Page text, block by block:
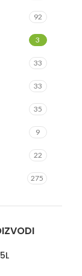
92
3
33
33
35
9
22
275